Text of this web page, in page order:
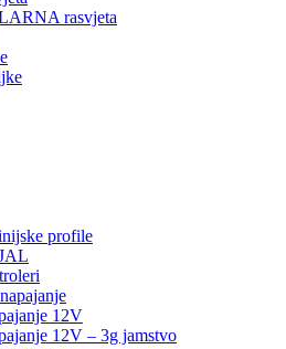
rasvjeta
profile
12V
12V – 3g jamstvo